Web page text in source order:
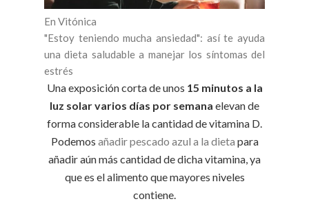
En Vitónica
"Estoy teniendo mucha ansiedad": así te ayuda
una dieta saludable a manejar los síntomas del
estrés
Una exposición corta de unos 15 minutos a la
luz solar varios días por semana elevan de
forma considerable la cantidad de vitamina D.
Podemos añadir pescado azul a la dieta para
añadir aún más cantidad de dicha vitamina, ya
que es el alimento que mayores niveles
contiene.